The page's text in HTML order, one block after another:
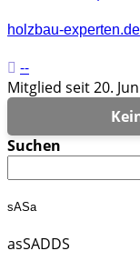
holzbau-experten.de
--
Mitglied seit 20.
Suchen
sASa
asSADDS